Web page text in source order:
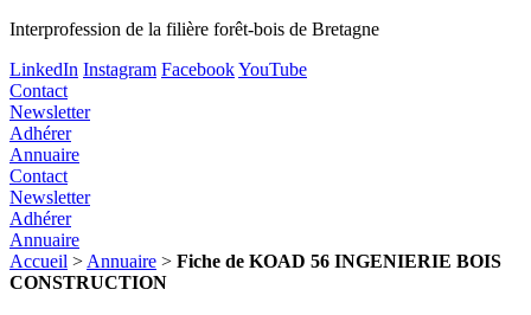
Interprofession de la filière forêt-bois de Bretagne
LinkedIn Instagram FacebookYouTube
Contact
Newsletter
Adhérer
Annuaire
Contact
Newsletter
Adhérer
Annuaire
Accueil > Annuaire > Fiche de KOAD 56 INGENIERIE BOIS
CONSTRUCTION